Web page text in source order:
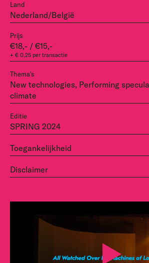
Land
Nederland/België
Prijs
€18,- / €15,-
+ € 0,25 per transactie
Thema's
New technologies, Performing
climate
Editie
SPRING 2024
Toegankelijkheid
Disclaimer